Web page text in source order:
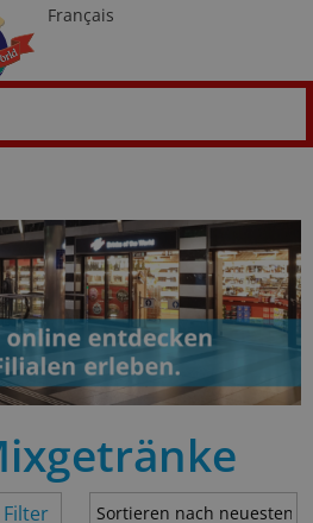
Français
Filter